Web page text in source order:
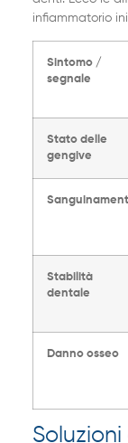
infiammatorio
Sintomo /
segnale
Stato delle
gengive
Stabilità
dentale
Danno osseo